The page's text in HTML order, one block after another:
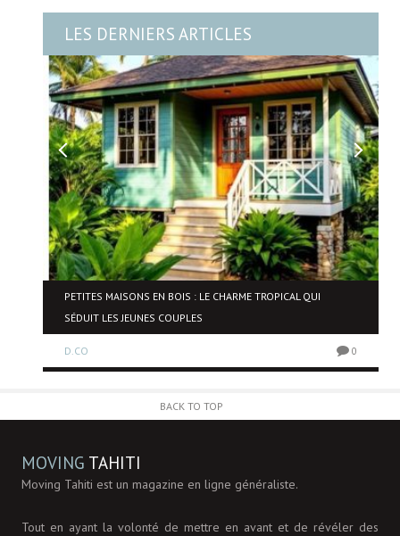
LES DERNIERS ARTICLES
PETITES MAISONS EN BOIS : LE CHARME TROPICAL QUI
SÉDUIT LES JEUNES COUPLES
D.CO 0
BACK TO TOP
MOVING TAHITI
Moving Tahiti est un magazine en ligne généraliste.
Tout en ayant la volonté de mettre en avant et de révéler des